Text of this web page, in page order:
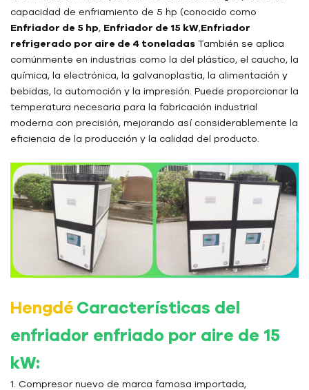
capacidad de enfriamiento de 5 hp (conocido como
Enfriador de 5 hp, Enfriador de 15 kW,Enfriador
refrigerado por aire de 4 toneladas También se aplica
comúnmente en industrias como la del plástico, el caucho, la
química, la electrónica, la galvanoplastia, la alimentación y
bebidas, la automoción y la impresión. Puede proporcionar la
temperatura necesaria para la fabricación industrial
moderna con precisión, mejorando así considerablemente la
eficiencia de la producción y la calidad del producto.
Hengdé Características del
enfriador enfriado por aire de 15
kW:
1. Compresor nuevo de marca famosa importada,